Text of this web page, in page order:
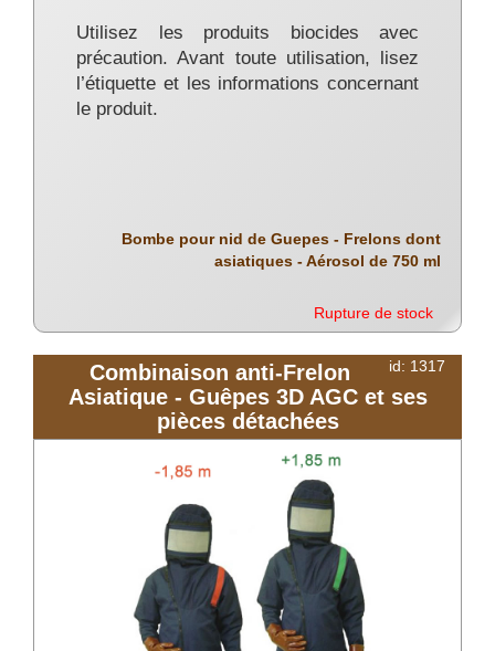
Utilisez les produits biocides avec
précaution. Avant toute utilisation, lisez
l’étiquette et les informations concernant
le produit.
Bombe pour nid de Guepes - Frelons dont
asiatiques - Aérosol de 750 ml
Rupture de stock
id: 1317
Combinaison anti-Frelon
Asiatique - Guêpes 3D AGC et ses
pièces détachées